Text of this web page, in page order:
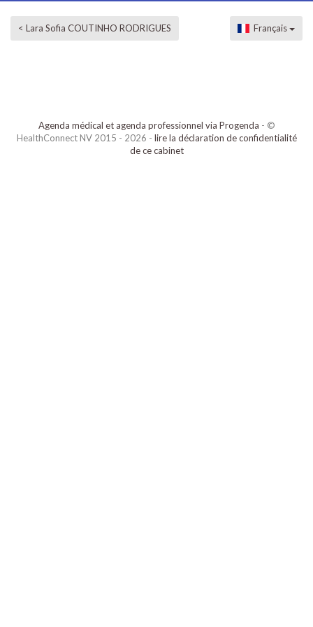
< Lara Sofia COUTINHO RODRIGUES Français
Agenda médical et agenda professionnel via Progenda - ©
HealthConnect NV 2015 - 2026 - lire la déclaration de confidentialité
de ce cabinet